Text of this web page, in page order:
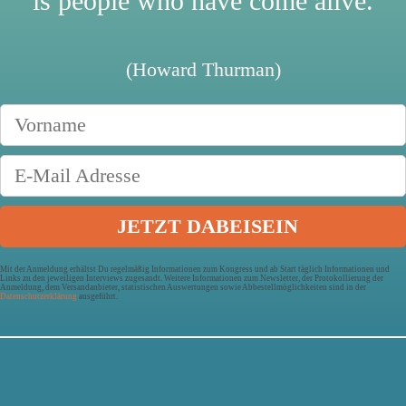
(Howard Thurman)
Mit der Anmeldung erhältst Du regelmäßig Informationen zum Kongress und ab Start täglich Informationen und
Links zu den jeweiligen Interviews zugesandt. Weitere Informationen zum Newsletter, der Protokollierung der
Anmeldung, dem Versandanbieter, statistischen Auswertungen sowie Abbestellmöglichkeiten sind in der
Datenschutzerklärung ausgeführt.